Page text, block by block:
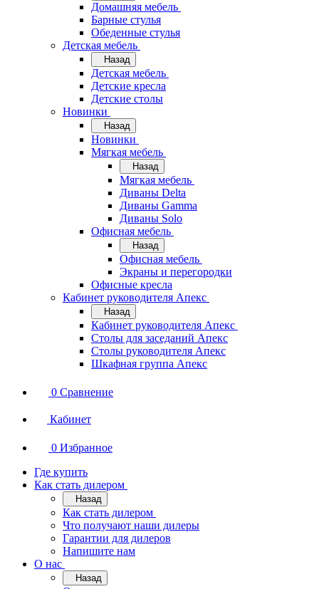
Домашняя мебель
Барные стулья
Обеденные стулья
Детская мебель
Назад
Детская мебель
Детские кресла
Детские столы
Новинки
Назад
Новинки
Мягкая мебель
Назад
Мягкая мебель
Диваны Delta
Диваны Gamma
Диваны Solo
Офисная мебель
Назад
Офисная мебель
Экраны и перегородки
Офисные кресла
Кабинет руководителя Апекс
Назад
Кабинет руководителя Апекс
Столы для заседаний Апекс
Столы руководителя Апекс
Шкафная группа Апекс
0 Сравнение
Кабинет
0 Избранное
Где купить
Как стать дилером
Назад
Как стать дилером
Что получают наши дилеры
Гарантии для дилеров
Напишите нам
О нас
Назад